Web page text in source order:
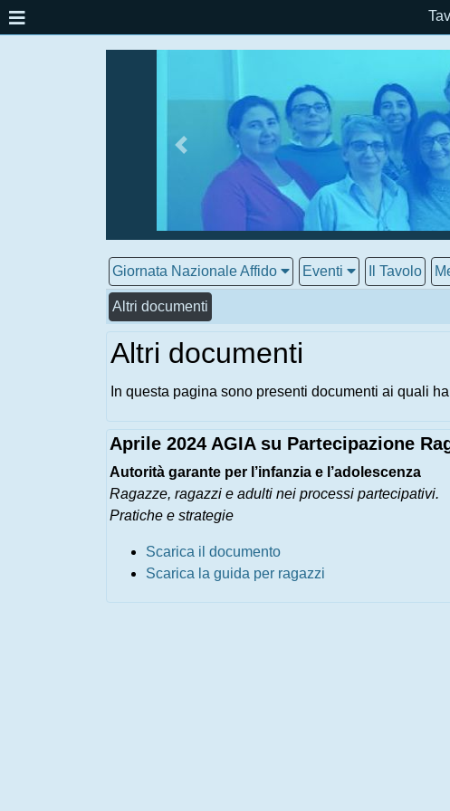
Giornata Nazionale Affido Eventi Il Tavolo
Altri documenti
Altri documenti
In questa pagina sono presenti documenti ai quali
Aprile 2024 AGIA su Partecipazione
Autorità garante per l’infanzia e l’adolescenza
Ragazze, ragazzi e adulti nei processi partecipativi.
Pratiche e strategie
Scarica il documento
Scarica la guida per ragazzi